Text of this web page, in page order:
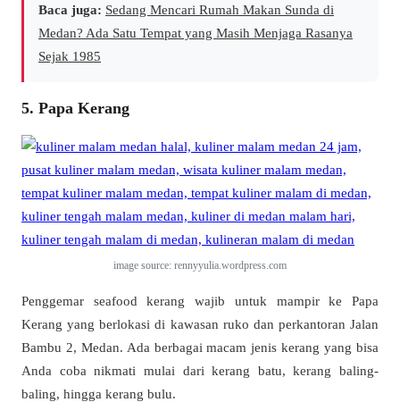
Baca juga: Sedang Mencari Rumah Makan Sunda di
Medan? Ada Satu Tempat yang Masih Menjaga Rasanya
Sejak 1985
5. Papa Kerang
image source: rennyyulia.wordpress.com
Penggemar seafood kerang wajib untuk mampir ke Papa
Kerang yang berlokasi di kawasan ruko dan perkantoran Jalan
Bambu 2, Medan. Ada berbagai macam jenis kerang yang bisa
Anda coba nikmati mulai dari kerang batu, kerang baling-
baling, hingga kerang bulu.